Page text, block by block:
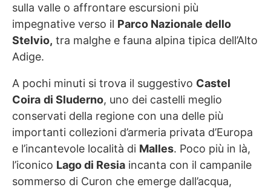
sulla valle o affrontare escursioni più
impegnative verso il Parco Nazionale dello
Stelvio, tra malghe e fauna alpina tipica dell’Alto
Adige.
A pochi minuti si trova il suggestivo Castel
Coira di Sluderno, uno dei castelli meglio
conservati della regione con una delle più
importanti collezioni d’armeria privata d’Europa
e l’incantevole località di Malles. Poco più in là,
l’iconico Lago di Resia incanta con il campanile
sommerso di Curon che emerge dall’acqua,